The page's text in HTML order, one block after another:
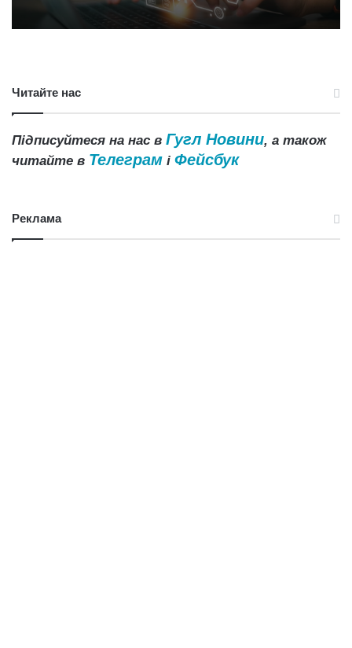
Читайте нас
Підписуйтеся на нас в Гугл Новини, а також
читайте в Телеграм і Фейсбук
Реклама